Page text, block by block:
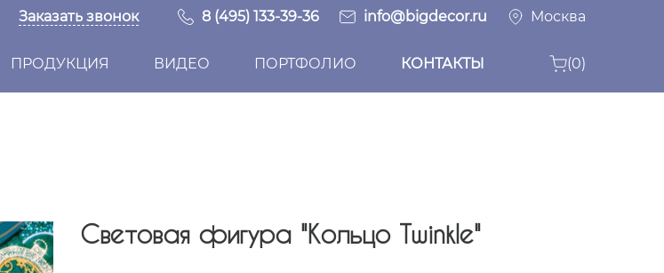
Заказать звонок 8 (495) 133-39-36 info@bigdecor.ru Москва
ПРОДУКЦИЯ ВИДЕО ПОРТФОЛИО КОНТАКТЫ (0)
Световая фигура "Кольцо Twinkle"